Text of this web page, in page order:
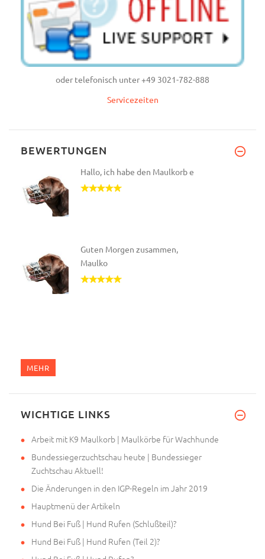
oder telefonisch unter +49 3021-782-888
Servicezeiten
BEWERTUNGEN
Hallo, ich habe den Maulkorb e
Guten Morgen zusammen,
Maulko
MEHR
WICHTIGE LINKS
Arbeit mit K9 Maulkorb | Maulkörbe für Wachhunde
Bundessiegerzuchtschau heute | Bundessieger
Zuchtschau Aktuell!
Die Änderungen in den IGP-Regeln im Jahr 2019
Hauptmenü der Artikeln
Hund Bei Fuß | Hund Rufen (Schlußteil)?
Hund Bei Fuß | Hund Rufen (Teil 2)?